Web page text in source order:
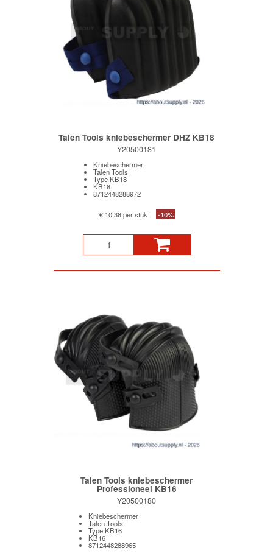
Talen Tools kniebeschermer DHZ KB18
Y20500181
Kniebeschermer
Talen Tools
Type KB18
KB18
8712448288972
€ 10,38 per stuk -10%
Talen Tools kniebeschermer
Professioneel KB16
Y20500180
Kniebeschermer
Talen Tools
Type KB16
KB16
8712448288965